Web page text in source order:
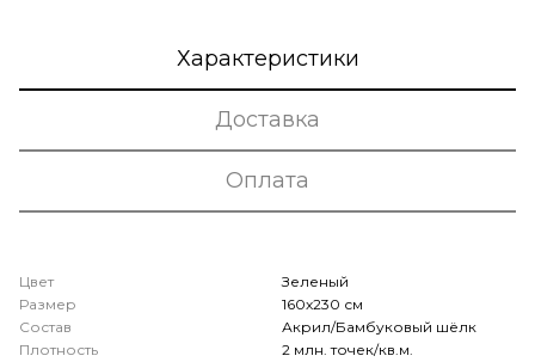
Характеристики
Доставка
Оплата
Цвет
Зеленый
Размер
160х230 см
Состав
Акрил/Бамбуковый шёлк
Плотность
2 млн. точек/кв.м.